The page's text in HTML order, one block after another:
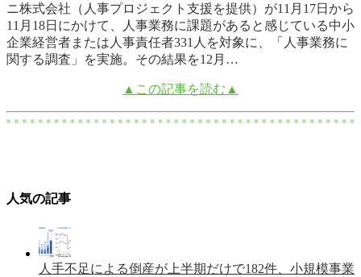
ニ株式会社（人事プロジェクト支援を提供）が11月17日から
11月18日にかけて、人事業務に課題があると感じている中小
企業経営者または人事責任者331人を対象に、「人事業務に
関する調査」を実施。その結果を12月…
▲この記事を読む▲
人気の記事
人手不足による倒産が上半期だけで182件、小規模事業